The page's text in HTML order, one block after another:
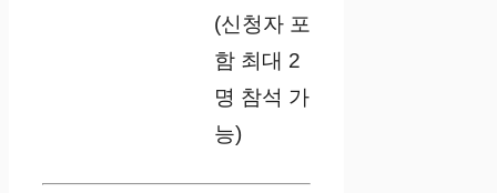
(신청자 포
함 최대 2
명 참석 가
능)